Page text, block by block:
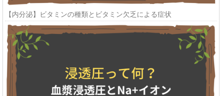
【内分泌】ビタミンの種類とビタミン欠乏による症状